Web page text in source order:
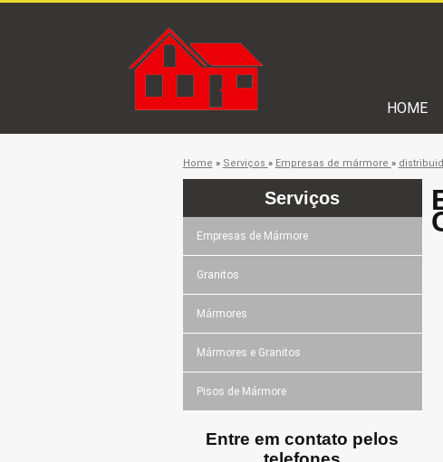
HOME
Home » Serviços » Empresas de mármore »
Serviços
Empresas de Mármore
Granitos
Mármores
Mármores e Granitos
Pisos de Mármore
Entre em contato pelos